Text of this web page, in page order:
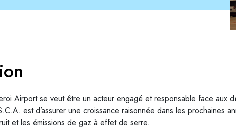
Airport se veut être un acteur engagé et responsable face aux
est d’assurer une croissance raisonnée dans les prochaines
et les émissions de gaz à effet de serre.